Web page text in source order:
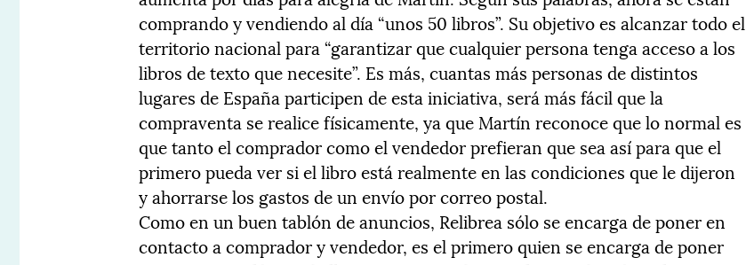
comprando y vendiendo al día “unos 50 libros”. Su objetivo es alcanzar todo el
territorio nacional para “garantizar que cualquier persona tenga acceso a los
libros de texto que necesite”. Es más, cuantas más personas de distintos
lugares de España participen de esta iniciativa, será más fácil que la
compraventa se realice físicamente, ya que Martín reconoce que lo normal es
que tanto el comprador como el vendedor prefieran que sea así para que el
primero pueda ver si el libro está realmente en las condiciones que le dijeron
y ahorrarse los gastos de un envío por correo postal.
Como en un buen tablón de anuncios, Relibrea sólo se encarga de poner en
contacto a comprador y vendedor, es el primero quien se encarga de poner